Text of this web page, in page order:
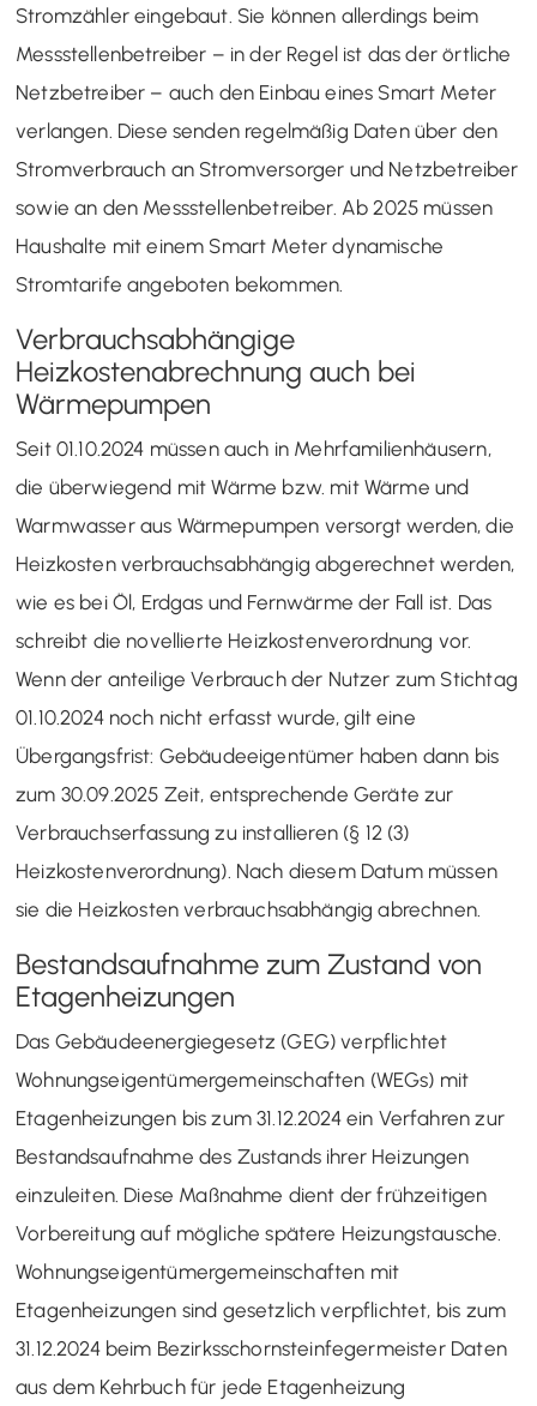
Stromzähler eingebaut. Sie können allerdings beim
Messstellenbetreiber – in der Regel ist das der örtliche
Netzbetreiber – auch den Einbau eines Smart Meter
verlangen. Diese senden regelmäßig Daten über den
Stromverbrauch an Stromversorger und Netzbetreiber
sowie an den Messstellenbetreiber. Ab 2025 müssen
Haushalte mit einem Smart Meter dynamische
Stromtarife angeboten bekommen.
Verbrauchsabhängige
Heizkostenabrechnung auch bei
Wärmepumpen
Seit 01.10.2024 müssen auch in Mehrfamilienhäusern,
die überwiegend mit Wärme bzw. mit Wärme und
Warmwasser aus Wärmepumpen versorgt werden, die
Heizkosten verbrauchsabhängig abgerechnet werden,
wie es bei Öl, Erdgas und Fernwärme der Fall ist. Das
schreibt die novellierte Heizkostenverordnung vor.
Wenn der anteilige Verbrauch der Nutzer zum Stichtag
01.10.2024 noch nicht erfasst wurde, gilt eine
Übergangsfrist: Gebäudeeigentümer haben dann bis
zum 30.09.2025 Zeit, entsprechende Geräte zur
Verbrauchserfassung zu installieren (§ 12 (3)
Heizkostenverordnung).​ Nach diesem Datum müssen
sie die Heizkosten verbrauchsabhängig abrechnen.
Bestandsaufnahme zum Zustand von
Etagenheizungen
Das Gebäudeenergiegesetz (GEG) verpflichtet
Wohnungseigentümergemeinschaften (WEGs) mit
Etagenheizungen bis zum 31.12.2024 ein Verfahren zur
Bestandsaufnahme des Zustands ihrer Heizungen
einzuleiten. Diese Maßnahme dient der frühzeitigen
Vorbereitung auf mögliche spätere Heizungstausche.
Wohnungseigentümergemeinschaften mit
Etagenheizungen sind gesetzlich verpflichtet, bis zum
31.12.2024 beim Bezirksschornsteinfegermeister Daten
aus dem Kehrbuch für jede Etagenheizung